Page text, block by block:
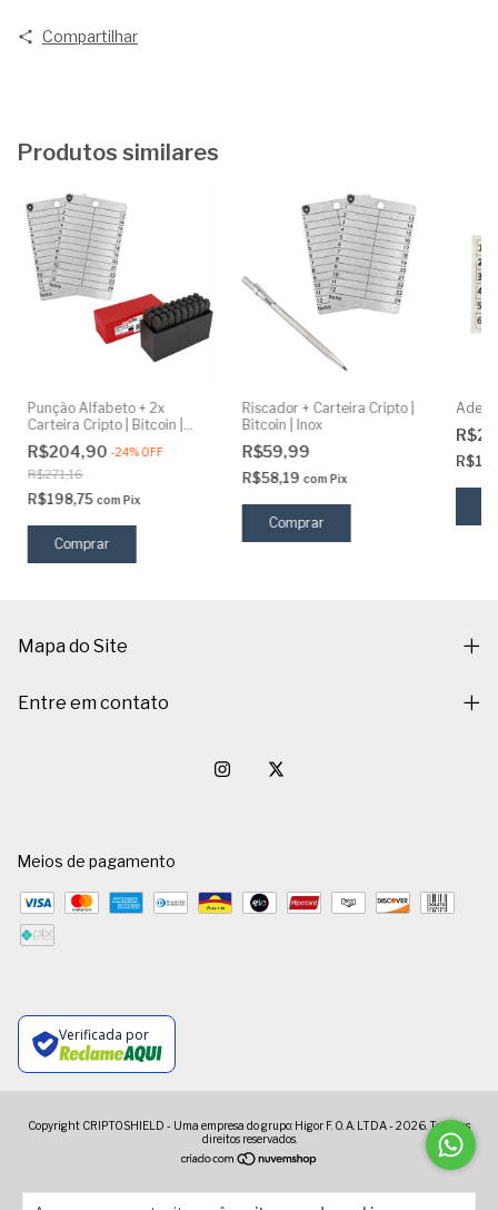
Compartilhar
Produtos similares
Punção Alfabeto + 2x
Carteira Cripto | Bitcoin |
Inox
R$204,90 -24%OFF
R$271,16
R$198,75 com Pix
Riscador + Carteira Cripto |
Bitcoin | Inox
R$59,99
R$58,19 com Pix
Comprar
Mapa do Site
Entre em contato
Meios de pagamento
Verificada por
Copyright CRIPTOSHIELD - Uma empresa do grupo: Higor F. O. A. LTDA - 2026. Todos os
direitos reservados.